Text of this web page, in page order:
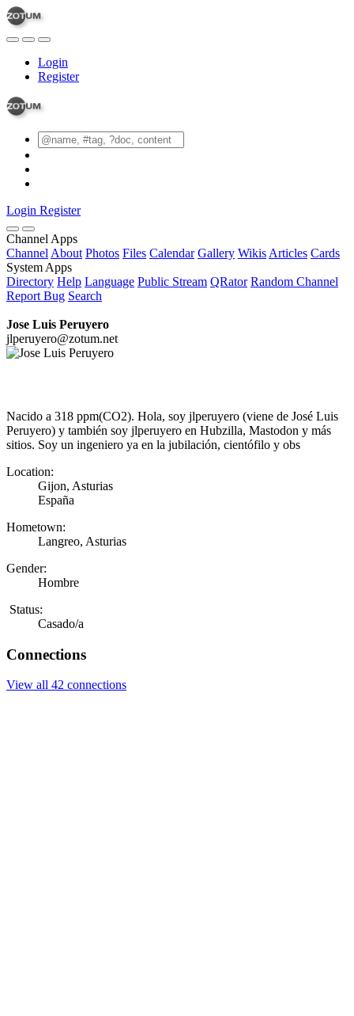
Login
Register
Login Register
Channel Apps
Channel About Photos Files Calendar Gallery Wikis Articles Cards
System Apps
Directory Help Language Public Stream QRator Random Channel
Report Bug Search
Jose Luis Peruyero
jlperuyero@zotum.net
Nacido a 318 ppm(CO2). Hola, soy jlperuyero (viene de José Luis
Peruyero) y también soy jlperuyero en Hubzilla, Mastodon y más
sitios. Soy un ingeniero ya en la jubilación, cientófilo y obs
Location:
Gijon, Asturias
España
Hometown:
Langreo, Asturias
Gender:
Hombre
Status:
Casado/a
Connections
View all 42 connections